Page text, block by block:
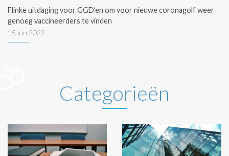
Flinke uitdaging voor GGD’en om voor nieuwe coronagolf weer
genoeg vaccineerders te vinden
15 jun 2022
Categorieën